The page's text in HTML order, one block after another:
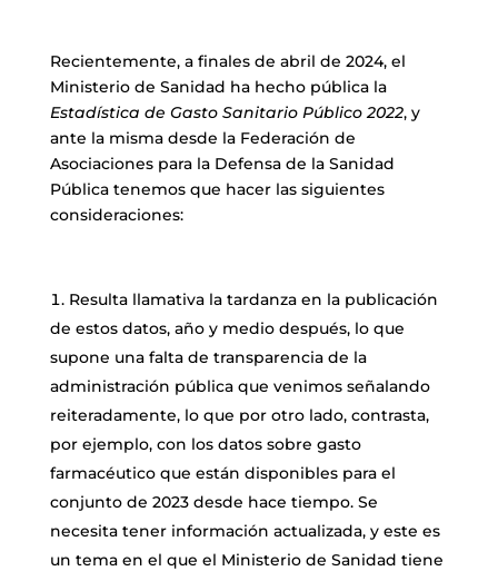
Recientemente, a finales de abril de 2024, el
Ministerio de Sanidad ha hecho pública la
Estadística de Gasto Sanitario Público 2022, y
ante la misma desde la Federación de
Asociaciones para la Defensa de la Sanidad
Pública tenemos que hacer las siguientes
consideraciones:
Resulta llamativa la tardanza en la publicación
de estos datos, año y medio después, lo que
supone una falta de transparencia de la
administración pública que venimos señalando
reiteradamente, lo que por otro lado, contrasta,
por ejemplo, con los datos sobre gasto
farmacéutico que están disponibles para el
conjunto de 2023 desde hace tiempo. Se
necesita tener información actualizada, y este es
un tema en el que el Ministerio de Sanidad tiene